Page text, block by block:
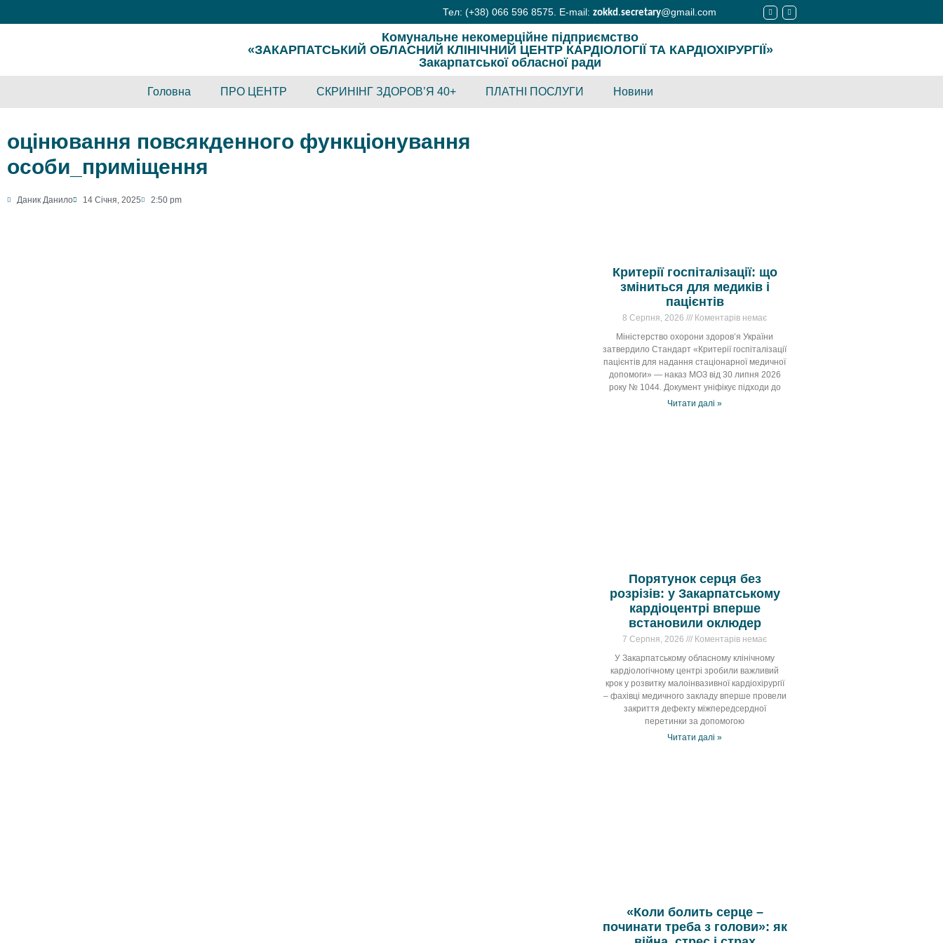
Тел: (+38) 066 596 8575. E-mail: zokkd.secretary@gmail.com
Комунальне некомерційне підприємство
«ЗАКАРПАТСЬКИЙ ОБЛАСНИЙ КЛІНІЧНИЙ ЦЕНТР КАРДІОЛОГІЇ ТА КАРДІОХІРУРГІЇ»
Закарпатської обласної ради
Головна ПРО ЦЕНТР СКРИНІНГ ЗДОРОВ’Я 40+ ПЛАТНІ ПОСЛУГИ Новини
оцінювання повсякденного функціонування
особи_приміщення
Даник Данило 14 Січня, 2025 2:50 pm
Критерії госпіталізації: що
зміниться для медиків і
пацієнтів
8 Серпня, 2026
Коментарів немає
Міністерство охорони здоров’я України
затвердило Стандарт «Критерії госпіталізації
пацієнтів для надання стаціонарної медичної
допомоги» — наказ МОЗ від 30 липня 2026
року № 1044. Документ уніфікує підходи до
Читати далі »
Порятунок серця без
розрізів: у Закарпатському
кардіоцентрі вперше
встановили оклюдер
7 Серпня, 2026
Коментарів немає
У Закарпатському обласному клінічному
кардіологічному центрі зробили важливий
крок у розвитку малоінвазивної кардіохірургії
– фахівці медичного закладу вперше провели
закриття дефекту міжпередсердної
перетинки за допомогою
Читати далі »
«Коли болить серце –
починати треба з голови»: як